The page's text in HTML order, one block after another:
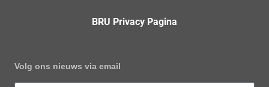
BRU Privacy Pagina
Volg ons nieuws via email